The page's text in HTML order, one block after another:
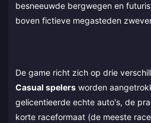
besneeuwde bergwegen en
boven fictieve megasteden
De game richt zich op drie
Casual spelers worden
gelicentieerde echte auto's, de
korte raceformaat (de meeste